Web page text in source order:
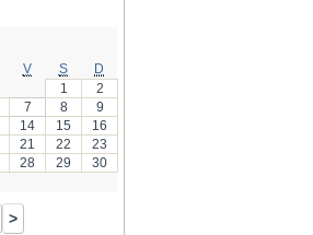
V S
D
1
2
7 8
9
14 15
16
21 22
23
28 29
30